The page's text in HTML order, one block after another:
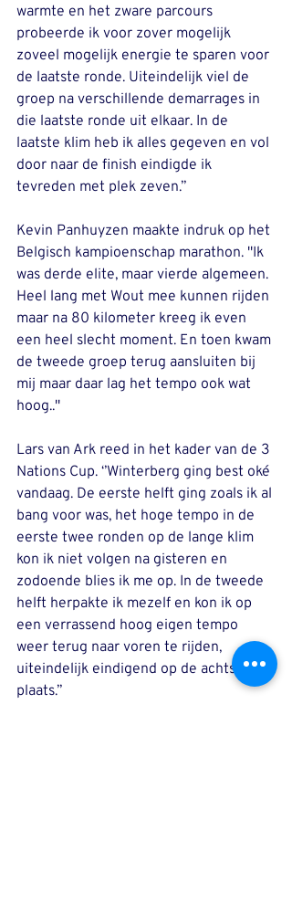
warmte en het zware parcours
probeerde ik voor zover mogelijk
zoveel mogelijk energie te sparen voor
de laatste ronde. Uiteindelijk viel de
groep na verschillende demarrages in
die laatste ronde uit elkaar. In de
laatste klim heb ik alles gegeven en vol
door naar de finish eindigde ik
tevreden met plek zeven.’’
Kevin Panhuyzen maakte indruk op het
Belgisch kampioenschap marathon. ''Ik
was derde elite, maar vierde algemeen.
Heel lang met Wout mee kunnen rijden
maar na 80 kilometer kreeg ik even
een heel slecht moment. En toen kwam
de tweede groep terug aansluiten bij
mij maar daar lag het tempo ook wat
hoog..''
Lars van Ark reed in het kader van de 3
Nations Cup. ‘’Winterberg ging best oké
vandaag. De eerste helft ging zoals ik al
bang voor was, het hoge tempo in de
eerste twee ronden op de lange klim
kon ik niet volgen na gisteren en
zodoende blies ik me op. In de tweede
helft herpakte ik mezelf en kon ik op
een verrassend hoog eigen tempo
weer terug naar voren te rijden,
uiteindelijk eindigend op de achtste
plaats.’’